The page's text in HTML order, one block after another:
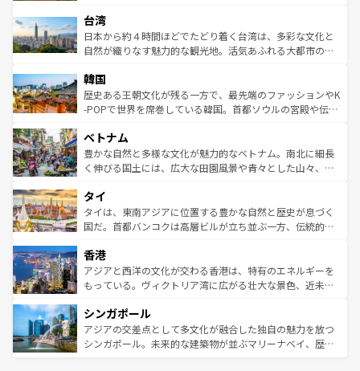
ならではの贅沢な旅のスタイルだ。 なお、新着のアメリカ
情報はコンテンツ一覧を参照してほしい。
れるおもてなしの心で訪れる人々を迎えてくれるハワイの
人々、おいしいローカルフードやハワイアンミュージッ
ク、伝統的なフラダンスなど、すべてがハワイの魅力を彩
ワイを、存分に味わってほしい。 なお、新着のハワイ情報
はコンテンツ一覧を参照してほしい。
リアリーフや大陸中央部にそびえるウルル（エアーズロッ
ク）、タスマニアの美しい原生林やケアンズの熱帯雨林な
ど、見どころがたくさん。また、カフェやワイン、オージ
いる。アクティビティも充実しており、サーフィンやダイ
ビング、ハイキングなど、アウトドア好きにはたまらな
い。オーストラリアの多彩な魅力を存分に味わいつくそ
参照してほしい。
台湾
日本から約４時間ほどでたどり着く台湾は、多彩な文化と
自然が織りなす魅力的な観光地。活気あふれる大都市の台
ン）、静ひつな山岳地帯である台湾東部など、都市の喧騒
と山間の静けさが共存しており、訪れる人に新しい発見と
驚きをもたらしてくれる。また、奥深い台湾の食文化も魅
容にもいいと評判のスイーツなど、バラエティ豊かな料理
が味わえる。 なお、新着の台湾情報は コンテンツ一覧を参
照してほしい。
韓国
歴史ある王朝文化が残る一方で、最先端のファッションやK
-POPで世界を席巻している韓国。首都ソウルの宮殿や伝統
き、地方に足を延ばせば四季折々の自然美を楽しむことが
できる。そして、キムチや焼肉、絶品のストリートフード
まで、さまざまな韓国料理が待っている。夜には、韓国な
リティに包まれながら、韓国の多彩な魅力を心ゆくまで味
わってみてほしい。 なお、新着の韓国情報はコンテンツ一
覧を参照してほしい。
ベトナム
豊かな自然と多様な文化が魅力的なベトナム。南北に細長
く伸びる国土には、広大な田園風景や青々とした山々、世
急速な発展と共に伝統が息づく。ハノイの古い町並みやホ
ーチミン市のフランス統治時代の建物も、独特の雰囲気を
醸し出している。また、バラエティの豊かさとおいしさで
とつ。フォーやバインミー、ベトナムコーヒーなどは、ぜ
ひ現地で味わいたい。どの地域を訪れてもあたたかい人々
が旅行者を迎えてくれるので、きっと忘れられない旅にな
参照してほしい。
タイ
タイは、東南アジアに位置する豊かな自然と歴史が息づく
国だ。首都バンコクは高層ビルが立ち並ぶ一方、伝統的な
の活気が交差している。北部ではチェンマイなどの山岳地
帯で自然と触れ合い、南部ではプーケットやクラビの美し
いビーチでリゾート気分を楽しむことができる。タイ料理
激する。気候は一年中温暖で、どの季節にも異なる楽しみ
が待っている。親しみやすいタイの人々、仏教を中心とし
た文化、そして多様な観光資源が、訪れる旅人を魅了し続
香港
アジアと西洋の文化が交わる香港は、特有のエネルギーを
もっている。ヴィクトリア湾に広がる壮大な景色、近未来
み、どこを訪れても感動するはず。観光スポットが密集し
ており、効率よく見どころを回れるのも魅力。息をのむよ
うな絶景から文化的な体験まで、香港を存分に楽しみ尽く
シンガポール
アジアの交差点として多文化が融合した独自の魅力を放つ
シンガポール。未来的な建築物が並ぶマリーナベイ、歴史